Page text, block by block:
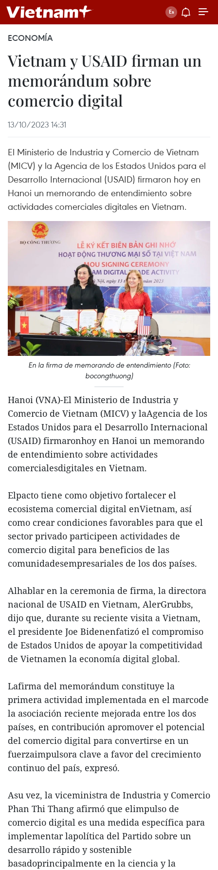
ECONOMÍA
Vietnam y USAID firman un
memorándum sobre
comercio digital
13/10/2023 14:31
El Ministerio de Industria y Comercio de Vietnam
(MICV) y la Agencia de los Estados Unidos para el
Desarrollo Internacional (USAID) firmaron hoy en
Hanoi un memorando de entendimiento sobre
actividades comerciales digitales en Vietnam.
En la firma de memorando de entendimiento (Foto:
bocongthuong)
Hanoi (VNA)-El Ministerio de Industria y
Comercio de Vietnam (MICV) y laAgencia de los
Estados Unidos para el Desarrollo Internacional
(USAID) firmaronhoy en Hanoi un memorando
de entendimiento sobre actividades
comercialesdigitales en Vietnam.
Elpacto tiene como objetivo fortalecer el
ecosistema comercial digital enVietnam, así
como crear condiciones favorables para que el
sector privado participeen actividades de
comercio digital para beneficios de las
comunidadesempresariales de los dos países.
Alhablar en la ceremonia de firma, la directora
nacional de USAID en Vietnam, AlerGrubbs,
dijo que, durante su reciente visita a Vietnam,
el presidente Joe Bidenenfatizó el compromiso
de Estados Unidos de apoyar la competitividad
de Vietnamen la economía digital global.
Lafirma del memorándum constituye la
primera actividad implementada en el marcode
la asociación reciente mejorada entre los dos
países, en contribución apromover el potencial
del comercio digital para convertirse en un
fuerzaimpulsora clave a favor del crecimiento
continuo del país, expresó.
Asu vez, la viceministra de Industria y Comercio
Phan Thi Thang afirmó que elimpulso de
comercio digital es una medida específica para
implementar lapolítica del Partido sobre un
desarrollo rápido y sostenible
basadoprincipalmente en la ciencia y la